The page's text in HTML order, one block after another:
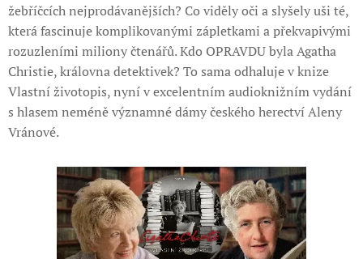
žebříčcích nejprodávanějších? Co viděly oči a slyšely uši té,
která fascinuje komplikovanými zápletkami a překvapivými
rozuzleními miliony čtenářů. Kdo OPRAVDU byla Agatha
Christie, královna detektivek? To sama odhaluje v knize
Vlastní životopis, nyní v excelentním audioknižním vydání
s hlasem neméně významné dámy českého herectví Aleny
Vránové.